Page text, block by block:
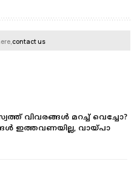
contact us
സ്വത്ത് വിവരങ്ങള്‍ മറച്ച് വെച്ചോ?
ഇത്തവണയില്ല, വായ്പാ